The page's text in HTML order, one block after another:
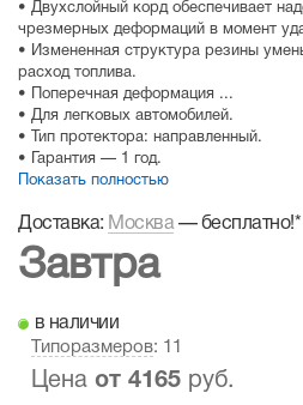
• Двухслойный корд обеспечивает
чрезмерных деформаций в момент
• Измененная структура резины
расход топлива.
• Поперечная деформация ...
• Для легковых автомобилей.
• Тип протектора: направленный.
• Гарантия — 1 год.
Показать полностью
Доставка: Москва— бесплатно!*
Завтра
в наличии
Типоразмеров: 11
Цена от 4165 руб.